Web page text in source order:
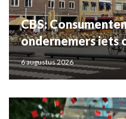
CBS:
ondernemers iets
6 augustus 2026